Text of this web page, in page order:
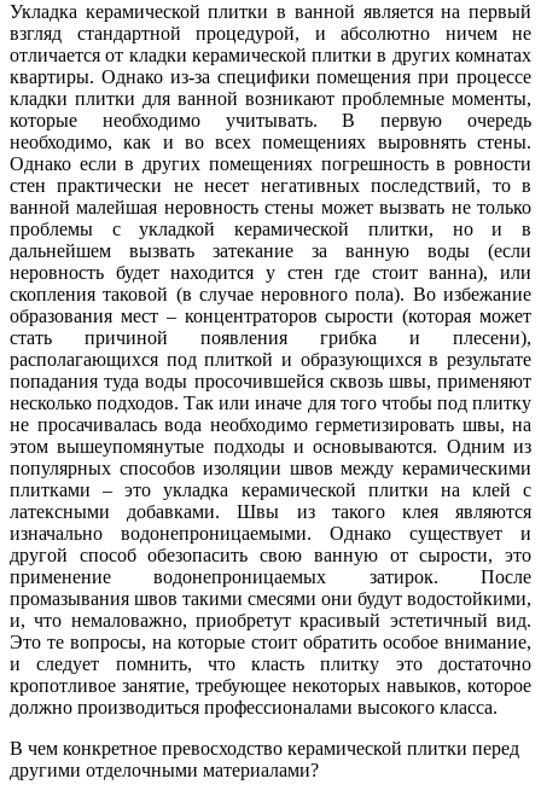
Укладка керамической плитки в ванной является на первый
взгляд стандартной процедурой, и абсолютно ничем не
отличается от кладки керамической плитки в других комнатах
квартиры. Однако из-за специфики помещения при процессе
кладки плитки для ванной возникают проблемные моменты,
которые необходимо учитывать. В первую очередь
необходимо, как и во всех помещениях выровнять стены.
Однако если в других помещениях погрешность в ровности
стен практически не несет негативных последствий, то в
ванной малейшая неровность стены может вызвать не только
проблемы с укладкой керамической плитки, но и в
дальнейшем вызвать затекание за ванную воды (если
неровность будет находится у стен где стоит ванна), или
скопления таковой (в случае неровного пола). Во избежание
образования мест – концентраторов сырости (которая может
стать причиной появления грибка и плесени),
располагающихся под плиткой и образующихся в результате
попадания туда воды просочившейся сквозь швы, применяют
несколько подходов. Так или иначе для того чтобы под плитку
не просачивалась вода необходимо герметизировать швы, на
этом вышеупомянутые подходы и основываются. Одним из
популярных способов изоляции швов между керамическими
плитками – это укладка керамической плитки на клей с
латексными добавками. Швы из такого клея являются
изначально водонепроницаемыми. Однако существует и
другой способ обезопасить свою ванную от сырости, это
применение водонепроницаемых затирок. После
промазывания швов такими смесями они будут водостойкими,
и, что немаловажно, приобретут красивый эстетичный вид.
Это те вопросы, на которые стоит обратить особое внимание,
и следует помнить, что класть плитку это достаточно
кропотливое занятие, требующее некоторых навыков, которое
должно производиться профессионалами высокого класса.
В чем конкретное превосходство керамической плитки перед
другими отделочными материалами?